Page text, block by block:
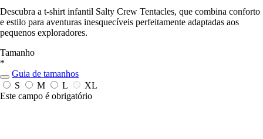
Descubra a t-shirt infantil Salty Crew Tentacles, que combina conforto
e estilo para aventuras inesquecíveis perfeitamente adaptadas aos
pequenos exploradores.
Tamanho
*
Guia de tamanhos
S
M L
XL
Este campo é obrigatório